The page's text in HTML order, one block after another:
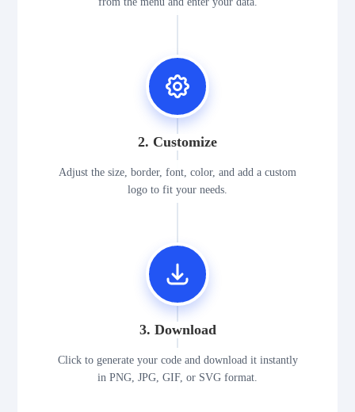
2. Customize
Adjust the size, border, font, color, and add a custom
logo to fit your needs.
3. Download
Click to generate your code and download it instantly
in PNG, JPG, GIF, or SVG format.